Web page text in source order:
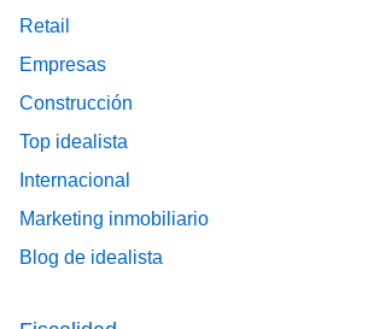
Retail
Empresas
Construcción
Top idealista
Internacional
Marketing inmobiliario
Blog de idealista